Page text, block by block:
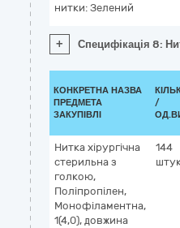
нитки: Зелений
+ Специфікація 8:
КОНКРЕТНА НАЗВА
ПРЕДМЕТА
ЗАКУПІВЛІ
/
Нитка хірургічна
стерильна з
голкою,
Поліпропілен,
Монофіламентна,
1(4,0), довжина
144